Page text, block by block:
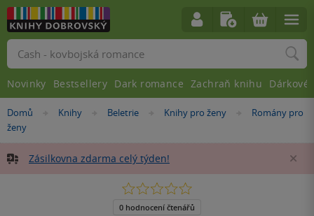
Nacházíte
se
Domů »
Knihy »
Beletrie »
Knihy pro ženy »
Romány pro
ženy
Zásilkovna zdarma celý týden!
0.0
5
0 hodnocení čtenářů
Vyhledávání
Novinky Bestsellery Dark romance Zachraň knihu Dárkové